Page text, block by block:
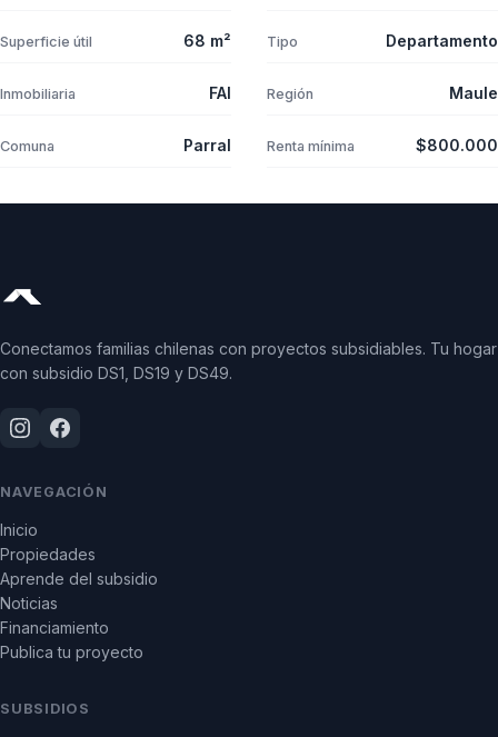
Superficie útil 68 m² Tipo Departamento
Inmobiliaria FAI Región Maule
Comuna Parral Renta mínima $800.000
Conectamos familias chilenas con proyectos subsidiables. Tu hogar
con subsidio DS1, DS19 y DS49.
NAVEGACIÓN
Inicio
Propiedades
Aprende del subsidio
Noticias
Financiamiento
Publica tu proyecto
SUBSIDIOS